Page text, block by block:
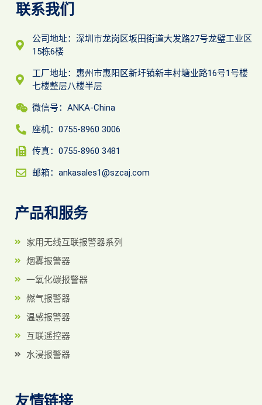
联系我们
公司地址：深圳市龙岗区坂田街道大发路27号龙璧工业区
15栋6楼
工厂地址：惠州市惠阳区新圩镇新丰村塘业路16号1号楼
七楼整层八楼半层
微信号：ANKA-China
座机：0755-8960 3006
传真：0755-8960 3481
邮箱：ankasales1@szcaj.com
产品和服务
家用无线互联报警器系列
烟雾报警器
一氧化碳报警器
燃气报警器
温感报警器
互联遥控器
水浸报警器
友情链接